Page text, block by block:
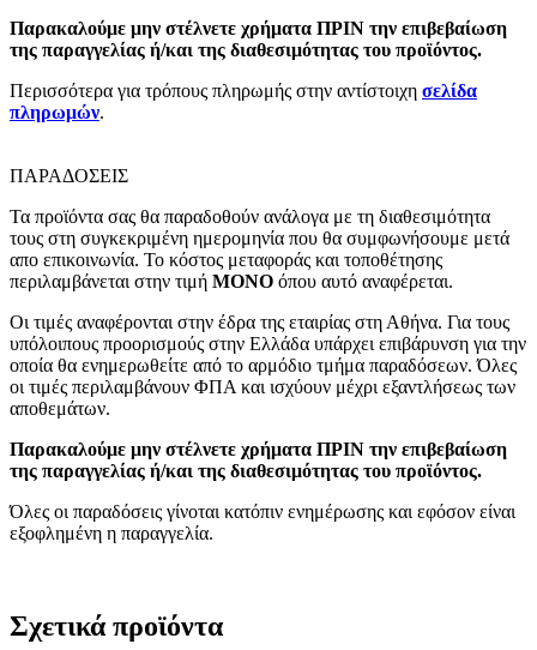
Παρακαλούμε μην στέλνετε χρήματα ΠΡΙΝ την επιβεβαίωση
της παραγγελίας ή/και της διαθεσιμότητας του προϊόντος.
Περισσότερα για τρόπους πληρωμής στην αντίστοιχη σελίδα
πληρωμών.
ΠΑΡΑΔΟΣΕΙΣ
Τα προϊόντα σας θα παραδοθούν ανάλογα με τη διαθεσιμότητα
τους στη συγκεκριμένη ημερομηνία που θα συμφωνήσουμε μετά
απο επικοινωνία. Το κόστος μεταφοράς και τοποθέτησης
περιλαμβάνεται στην τιμή MONO όπου αυτό αναφέρεται.
Οι τιμές αναφέρονται στην έδρα της εταιρίας στη Αθήνα. Για τους
υπόλοιπους προορισμούς στην Ελλάδα υπάρχει επιβάρυνση για την
οποία θα ενημερωθείτε από το αρμόδιο τμήμα παραδόσεων. Όλες
οι τιμές περιλαμβάνουν ΦΠΑ και ισχύουν μέχρι εξαντλήσεως των
αποθεμάτων.
Παρακαλούμε μην στέλνετε χρήματα ΠΡΙΝ την επιβεβαίωση
της παραγγελίας ή/και της διαθεσιμότητας του προϊόντος.
Όλες οι παραδόσεις γίνοται κατόπιν ενημέρωσης και εφόσον είναι
εξοφλημένη η παραγγελία.
Σχετικά προϊόντα